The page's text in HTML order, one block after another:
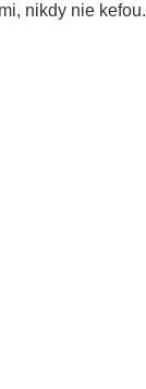
nikdy nie kefou.